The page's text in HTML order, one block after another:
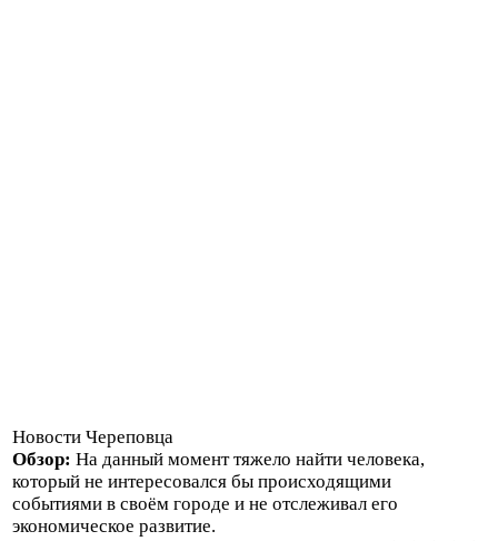
Новости Череповца
Обзор: На данный момент тяжело найти человека,
который не интересовался бы происходящими
событиями в своём городе и не отслеживал его
экономическое развитие.